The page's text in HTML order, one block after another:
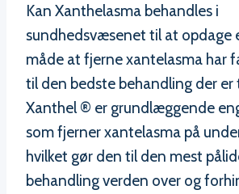
Kan Xanthelasma behandles i
sundhedsvæsenet til at opdage
måde at fjerne xantelasma har
til den bedste behandling der
Xanthel ® er grundlæggende
som fjerner xantelasma på
hvilket gør den til den mest
behandling verden over og